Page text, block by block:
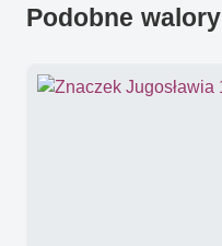
Podobne walory